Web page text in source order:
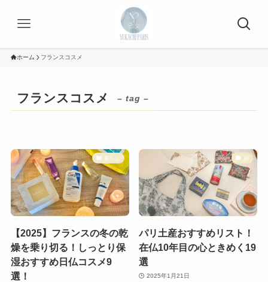
ホーム フランスコスメ
フランスコスメ – tag –
暮らし
【2025】フランスの冬の乾
燥を乗り切る！しっとり保
湿おすすめ日仏コスメ9
選！
旅
パリ土産おすすめリスト！
在仏10年目の心ときめく19
選
2025年1月21日